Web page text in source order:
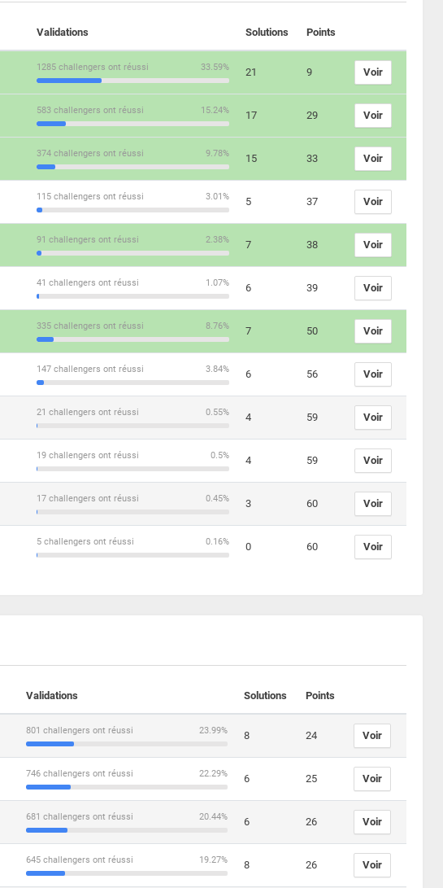
Validations Solutions Points
33.59%
1285 challengers ont réussi 21 9 Voir
15.24%
583 challengers ont réussi 17 29 Voir
9.78%
374 challengers ont réussi 15 33 Voir
3.01%
115 challengers ont réussi 5 37 Voir
2.38%
91 challengers ont réussi 7 38 Voir
1.07%
41 challengers ont réussi 6 39 Voir
8.76%
335 challengers ont réussi 7 50 Voir
3.84%
147 challengers ont réussi 6 56 Voir
0.55%
21 challengers ont réussi 4 59 Voir
0.5%
19 challengers ont réussi 4 59 Voir
0.45%
17 challengers ont réussi 3 60 Voir
0.16%
5 challengers ont réussi 0 60 Voir
Validations Solutions Points
23.99%
801 challengers ont réussi 8 24 Voir
22.29%
746 challengers ont réussi 6 25 Voir
20.44%
681 challengers ont réussi 6 26 Voir
19.27%
645 challengers ont réussi 8 26 Voir